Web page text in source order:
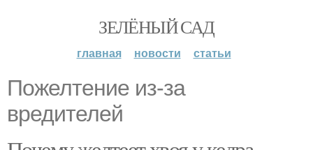
ЗЕЛЁНЫЙ САД
главная новости статьи
Пожелтение из-за
вредителей